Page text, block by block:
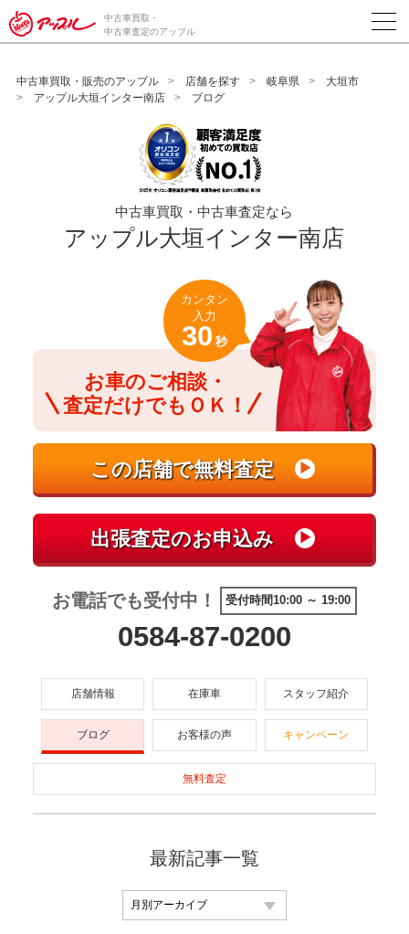
/*ABテスト_新規査定フォームの為のCVボタン*/
中古車買取・
中古車査定のアップル
中古車買取・販売のアップル 店舗を探す 岐阜県
大垣市
アップル大垣インター南店
ブログ
中古車買取・中古車査定なら
アップル大垣インター南店
お車のご相談・
査定だけでもＯＫ！
カンタン
入力
30 秒
お電話でも受付中！ 受付時間10:00 ～ 19:00
0584-87-0200
店舗情報 在庫車 スタッフ紹介
ブログ お客様の声 キャンペーン
無料査定
最新記事一覧